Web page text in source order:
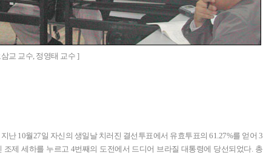
교 교수, 정영태 교수 ]
난 10월27일 자신의 생일날 치러진 결선투표에서 유효투표의 61.27%를 얻어 3
조제 세하를 누르고 4번째의 도전에서 드디어 브라질 대통령에 당선되었다. 총